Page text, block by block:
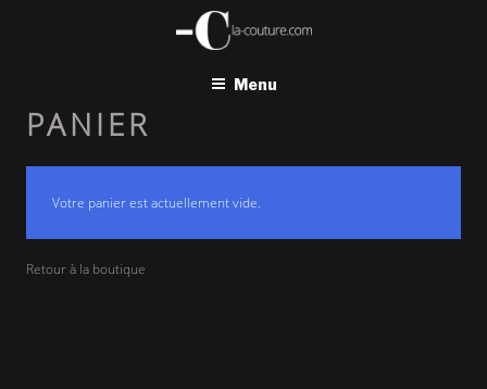
Menu
PANIER
Votre panier est actuellement vide.
Retour à la boutique